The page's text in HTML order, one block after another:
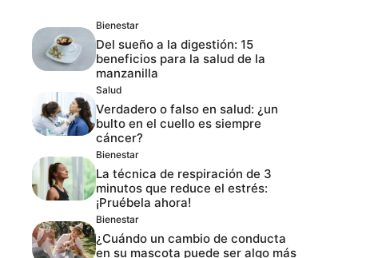
Bienestar
Del sueño a la digestión: 15
beneficios para la salud de la
manzanilla
Salud
Verdadero o falso en salud: ¿un
bulto en el cuello es siempre
cáncer?
Bienestar
La técnica de respiración de 3
minutos que reduce el estrés:
¡Pruébela ahora!
Bienestar
¿Cuándo un cambio de conducta
en su mascota puede ser algo más